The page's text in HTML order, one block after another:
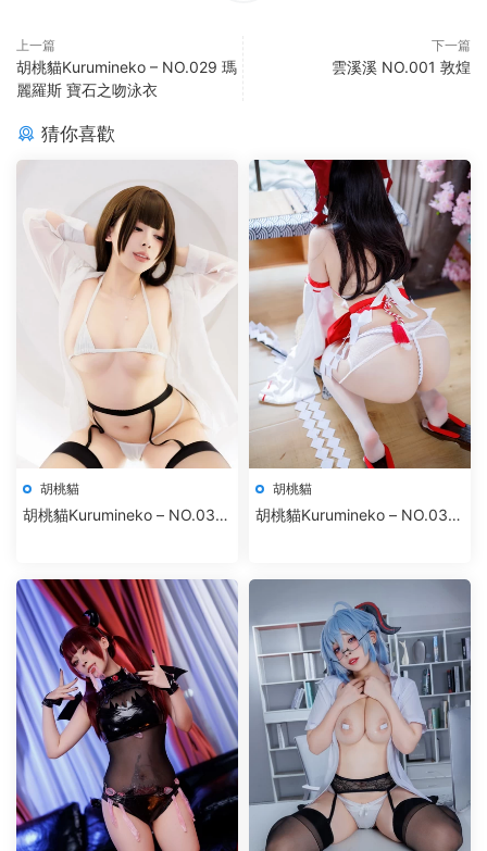
上一篇
胡桃貓Kurumineko – NO.029 瑪
麗羅斯 寶石之吻泳衣
下一篇
雲溪溪 NO.001 敦煌
猜你喜歡
胡桃貓
胡桃貓Kurumineko – NO.039
胡桃貓
胡桃貓Kurumineko – NO.038